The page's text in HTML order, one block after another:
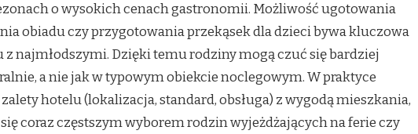
o wysokich cenach gastronomii. Możliwość ugotowania
obiadu czy przygotowania przekąsek dla dzieci bywa kluczowa
najmłodszymi. Dzięki temu rodziny mogą czuć się bardziej
a nie jak w typowym obiekcie noclegowym. W praktyce
hotelu (lokalizacja, standard, obsługa) z wygodą mieszkania,
się coraz częstszym wyborem rodzin wyjeżdżających na ferie czy